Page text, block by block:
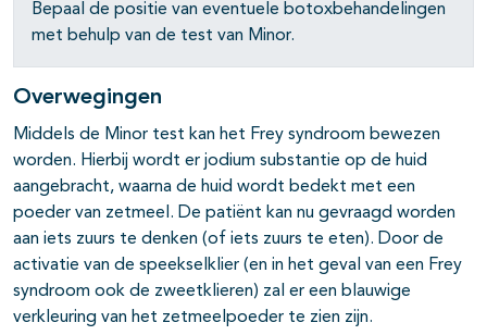
Bepaal de positie van eventuele botoxbehandelingen
met behulp van de test van Minor.
Overwegingen
Middels de Minor test kan het Frey syndroom bewezen
worden. Hierbij wordt er jodium substantie op de huid
aangebracht, waarna de huid wordt bedekt met een
poeder van zetmeel. De patiënt kan nu gevraagd worden
aan iets zuurs te denken (of iets zuurs te eten). Door de
activatie van de speekselklier (en in het geval van een Frey
syndroom ook de zweetklieren) zal er een blauwige
verkleuring van het zetmeelpoeder te zien zijn.